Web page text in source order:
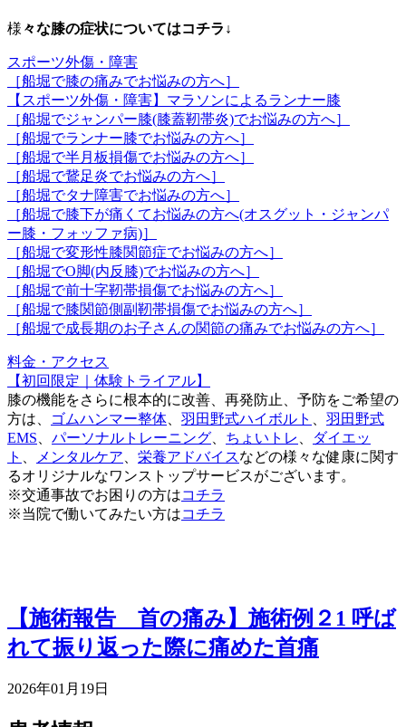
様 々な膝の症状についてはコチラ↓
スポーツ外傷・障害
［船堀で膝の痛みでお悩みの方へ］
【スポーツ外傷・障害】マラソンによるランナー膝
［船堀でジャンパー膝(膝蓋靭帯炎)でお悩みの方へ］
［船堀でランナー膝でお悩みの方へ］
［船堀で半月板損傷でお悩みの方へ］
［船堀で鵞足炎でお悩みの方へ］
［船堀でタナ障害でお悩みの方へ］
［船堀で膝下が痛くてお悩みの方へ(オスグット・ジャンパ
ー膝・フォッファ病)］
［船堀で変形性膝関節症でお悩みの方へ］
［船堀でO脚(内反膝)でお悩みの方へ］
［船堀で前十字靭帯損傷でお悩みの方へ］
［船堀で膝関節側副靭帯損傷でお悩みの方へ］
［船堀で成長期のお子さんの関節の痛みでお悩みの方へ］
料金・アクセス
【初回限定｜体験トライアル】
膝の機能をさらに根本的に改善、再発防止、予防をご希望の
方は、
ゴムハンマー整体 羽田野式ハイボルト
羽田野式
EMS
パーソナルトレーニング ちょいトレ
ダイエッ
ト
メンタルケア 栄養アドバイスなどの様々な健康に関す
るオリジナルなワンストップサービスがございます。
※交通事故でお困りの方はコチラ
※当院で働いてみたい方はコチラ
【施術報告 首の痛み】施術例２1 呼ば
れて振り返った際に痛めた首痛
2026年01月19日